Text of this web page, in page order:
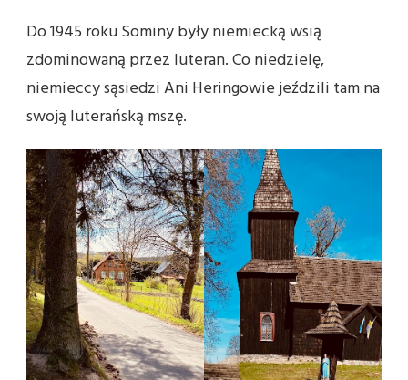
Do 1945 roku Sominy były niemiecką wsią
zdominowaną przez luteran. Co niedzielę,
niemieccy sąsiedzi Ani Heringowie jeździli tam na
swoją luterańską mszę.